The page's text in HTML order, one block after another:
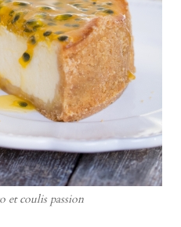
et coulis passion